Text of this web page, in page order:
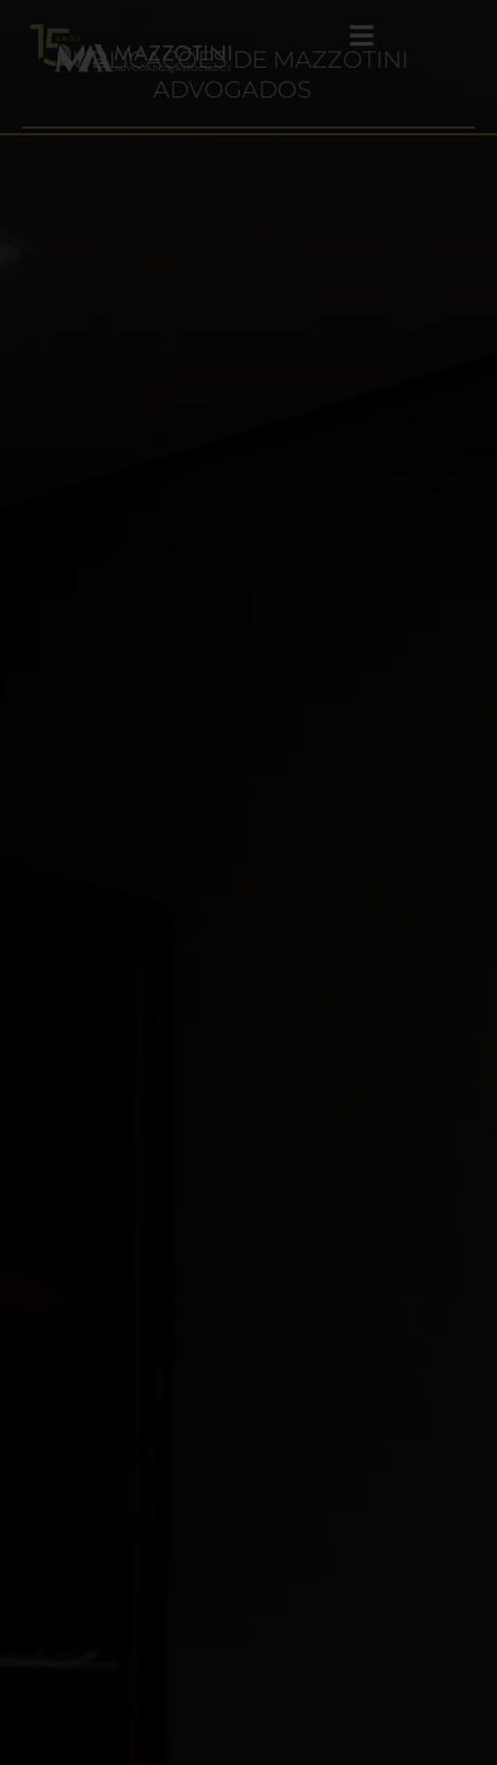
PUBLICAÇÕES DE MAZZOTINI
ADVOGADOS